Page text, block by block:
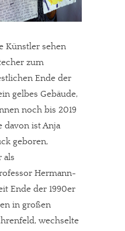
Künstler sehen
zum
Ende der
gelbes Gebäude,
noch bis 2019
davon ist Anja
geboren,
als
Hermann-
Ende der 1990er
in großen
wechselte